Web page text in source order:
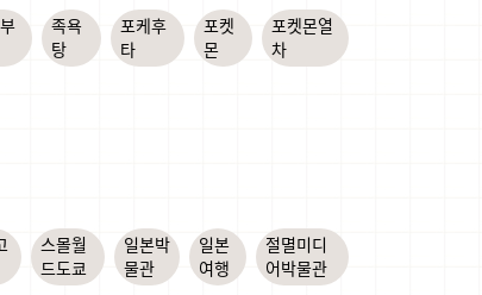
족욕
탕
포케후
타
포켓
몬
포켓몬열
차
스몰월
드도쿄
일본박
물관
일본
여행
절멸미디
어박물관